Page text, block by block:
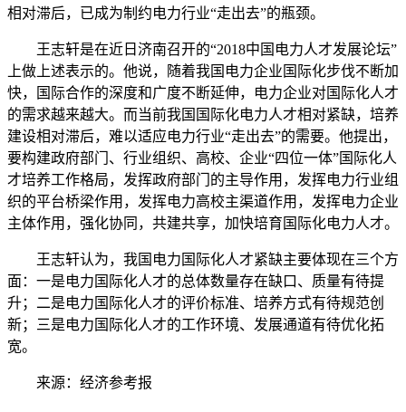
相对滞后，已成为制约电力行业“走出去”的瓶颈。
王志轩是在近日济南召开的“2018中国电力人才发展论坛”
上做上述表示的。他说，随着我国电力企业国际化步伐不断加
快，国际合作的深度和广度不断延伸，电力企业对国际化人才
的需求越来越大。而当前我国国际化电力人才相对紧缺，培养
建设相对滞后，难以适应电力行业“走出去”的需要。他提出，
要构建政府部门、行业组织、高校、企业“四位一体”国际化人
才培养工作格局，发挥政府部门的主导作用，发挥电力行业组
织的平台桥梁作用，发挥电力高校主渠道作用，发挥电力企业
主体作用，强化协同，共建共享，加快培育国际化电力人才。
王志轩认为，我国电力国际化人才紧缺主要体现在三个方
面：一是电力国际化人才的总体数量存在缺口、质量有待提
升；二是电力国际化人才的评价标准、培养方式有待规范创
新；三是电力国际化人才的工作环境、发展通道有待优化拓
宽。
来源：经济参考报